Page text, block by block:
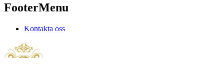
FooterMenu
Kontakta oss